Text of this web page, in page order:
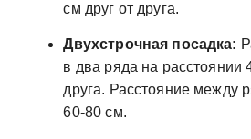
см друг от друга.
Двухстрочная посадка:
в два ряда на расстоянии
друга. Расстояние между
60-80 см.